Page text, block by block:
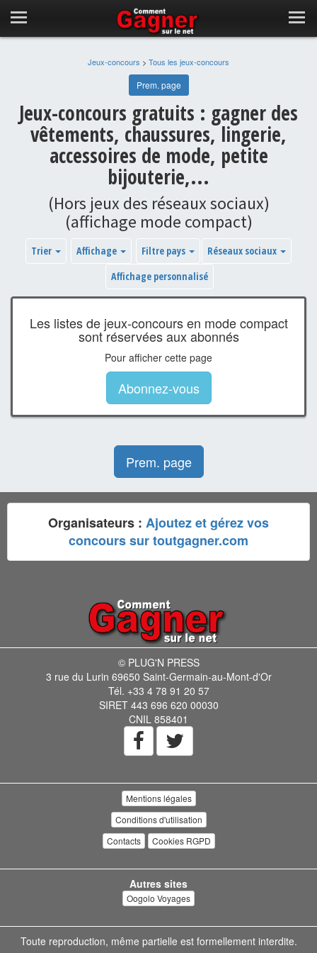
Jeux-concours > Tous les jeux-concours
Prem. page
Jeux-concours gratuits : gagner des
vêtements, chaussures, lingerie,
accessoires de mode, petite
bijouterie,...
(Hors jeux des réseaux sociaux)
(affichage mode compact)
Trier Affichage Filtre pays
Réseaux sociaux
Affichage personnalisé
Les listes de jeux-concours en mode compact
sont réservées aux abonnés
Pour afficher cette page
Abonnez-vous
Prem. page
Organisateurs : Ajoutez et gérez vos
concours sur toutgagner.com
© PLUG'N PRESS
3 rue du Lurin 69650 Saint-Germain-au-Mont-d'Or
Tél. +33 4 78 91 20 57
SIRET 443 696 620 00030
CNIL 858401
Mentions légales
Conditions d'utilisation
Contacts
Cookies RGPD
Autres sites
Oogolo Voyages
Toute reproduction, même partielle est formellement interdite.